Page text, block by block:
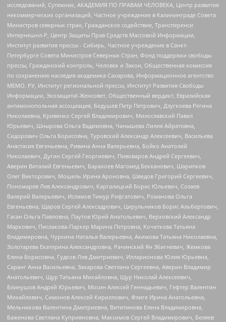
исследований, Сутяжник, АКАДЕМИЯ ПО ПРАВАМ ЧЕЛОВЕКА, Центр развития
некоммерческих организаций, Частное учреждение в Калининграде Совета
Министров северных стран, Гражданское содействие, Трансперенси
Интернешнл-Р, Центр Защиты Прав Средств Массовой Информации,
Институт развития прессы - Сибирь, Частное учреждение в Санкт-
Петербурге Совета Министров Северных Стран, Фонд поддержки свободы
прессы, Гражданский контроль, Человек и Закон, Общественная комиссия
по сохранению наследия академика Сахарова, Информационное агентство
МЕМО. РУ, Институт региональной прессы, Институт Развития Свободы
Информации, Экозащита!-Женсовет, Общественный вердикт, Евразийская
антимонопольная ассоциация, Бедушев Петр Петрович, Дзугкоева Регина
Николаевна, Кривенко Сергей Владимирович, Милославский Павел
Юрьевич, Шнырова Ольга Вадимовна, Чанышева Лилия Айратовна,
Сидорович Ольга Борисовна, Туровский Александр Алексеевич, Васильева
Анастасия Евгеньевна, Ривина Анна Валерьевна, Бойко Анатолий
Николаевич, Дугин Сергей Георгиевич, Пивоваров Андрей Сергеевич,
Аверин Виталий Евгеньевич, Барахоев Магомед Бекханович, Шарипков
Олег Викторович, Мошель Ирина Ароновна, Шведов Григорий Сергеевич,
Пономарев Лев Александрович, Каргалицкий Борис Юльевич, Созаев
Валерий Валерьевич, Исламов Тимур Рифгатович, Романова Ольга
Евгеньевна, Щаров Сергей Алексадрович, Цирульников Борис Альбертович,
Гасан Ольга Павловна, Паутов Юрий Анатольевич, Верховский Александр
Маркович, Пислакова-Паркер Марина Петровна, Кочеткова Татьяна
Владимировна, Чуркина Наталья Валерьевна, Акимова Татьяна Николаевна,
Золотарева Екатерина Александровна, Рачинский Ян Збигневич, Жемкова
Елена Борисовна, Гудков Лев Дмитриевич, Илларионова Юлия Юрьевна,
Саранг Анна Васильевна, Захарова Светлана Сергеевна, Аверин Владимир
Анатольевич, Щур Татьяна Михайловна, Щур Николай Алексеевич,
Блинушов Андрей Юрьевич, Мосин Алексей Геннадьевич, Гефтер Валентин
Михайлович, Симонов Алексей Кириллович, Флиге Ирина Анатольевна,
Мельникова Валентина Дмитриевна, Вититинова Елена Владимировна,
Баженова Светлана Куприяновна, Максимов Сергей Владимирович, Беляев